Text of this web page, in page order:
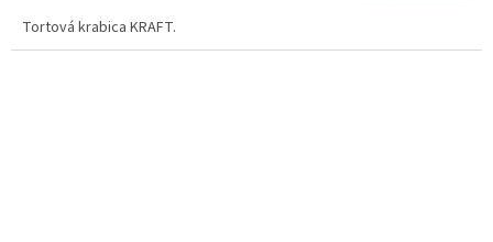
Tortová krabica KRAFT.